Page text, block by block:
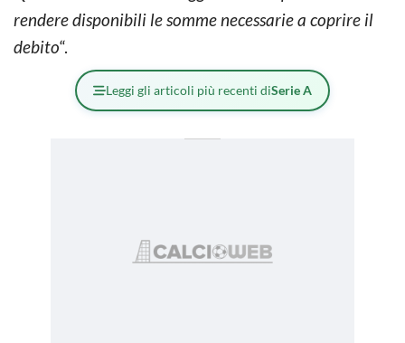
rendere disponibili le somme necessarie a coprire il
debito“.
Leggi gli articoli più recenti diSerie A